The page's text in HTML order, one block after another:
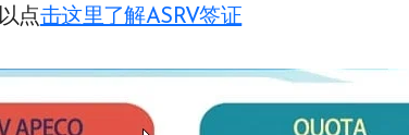
点击这里了解ASRV签证